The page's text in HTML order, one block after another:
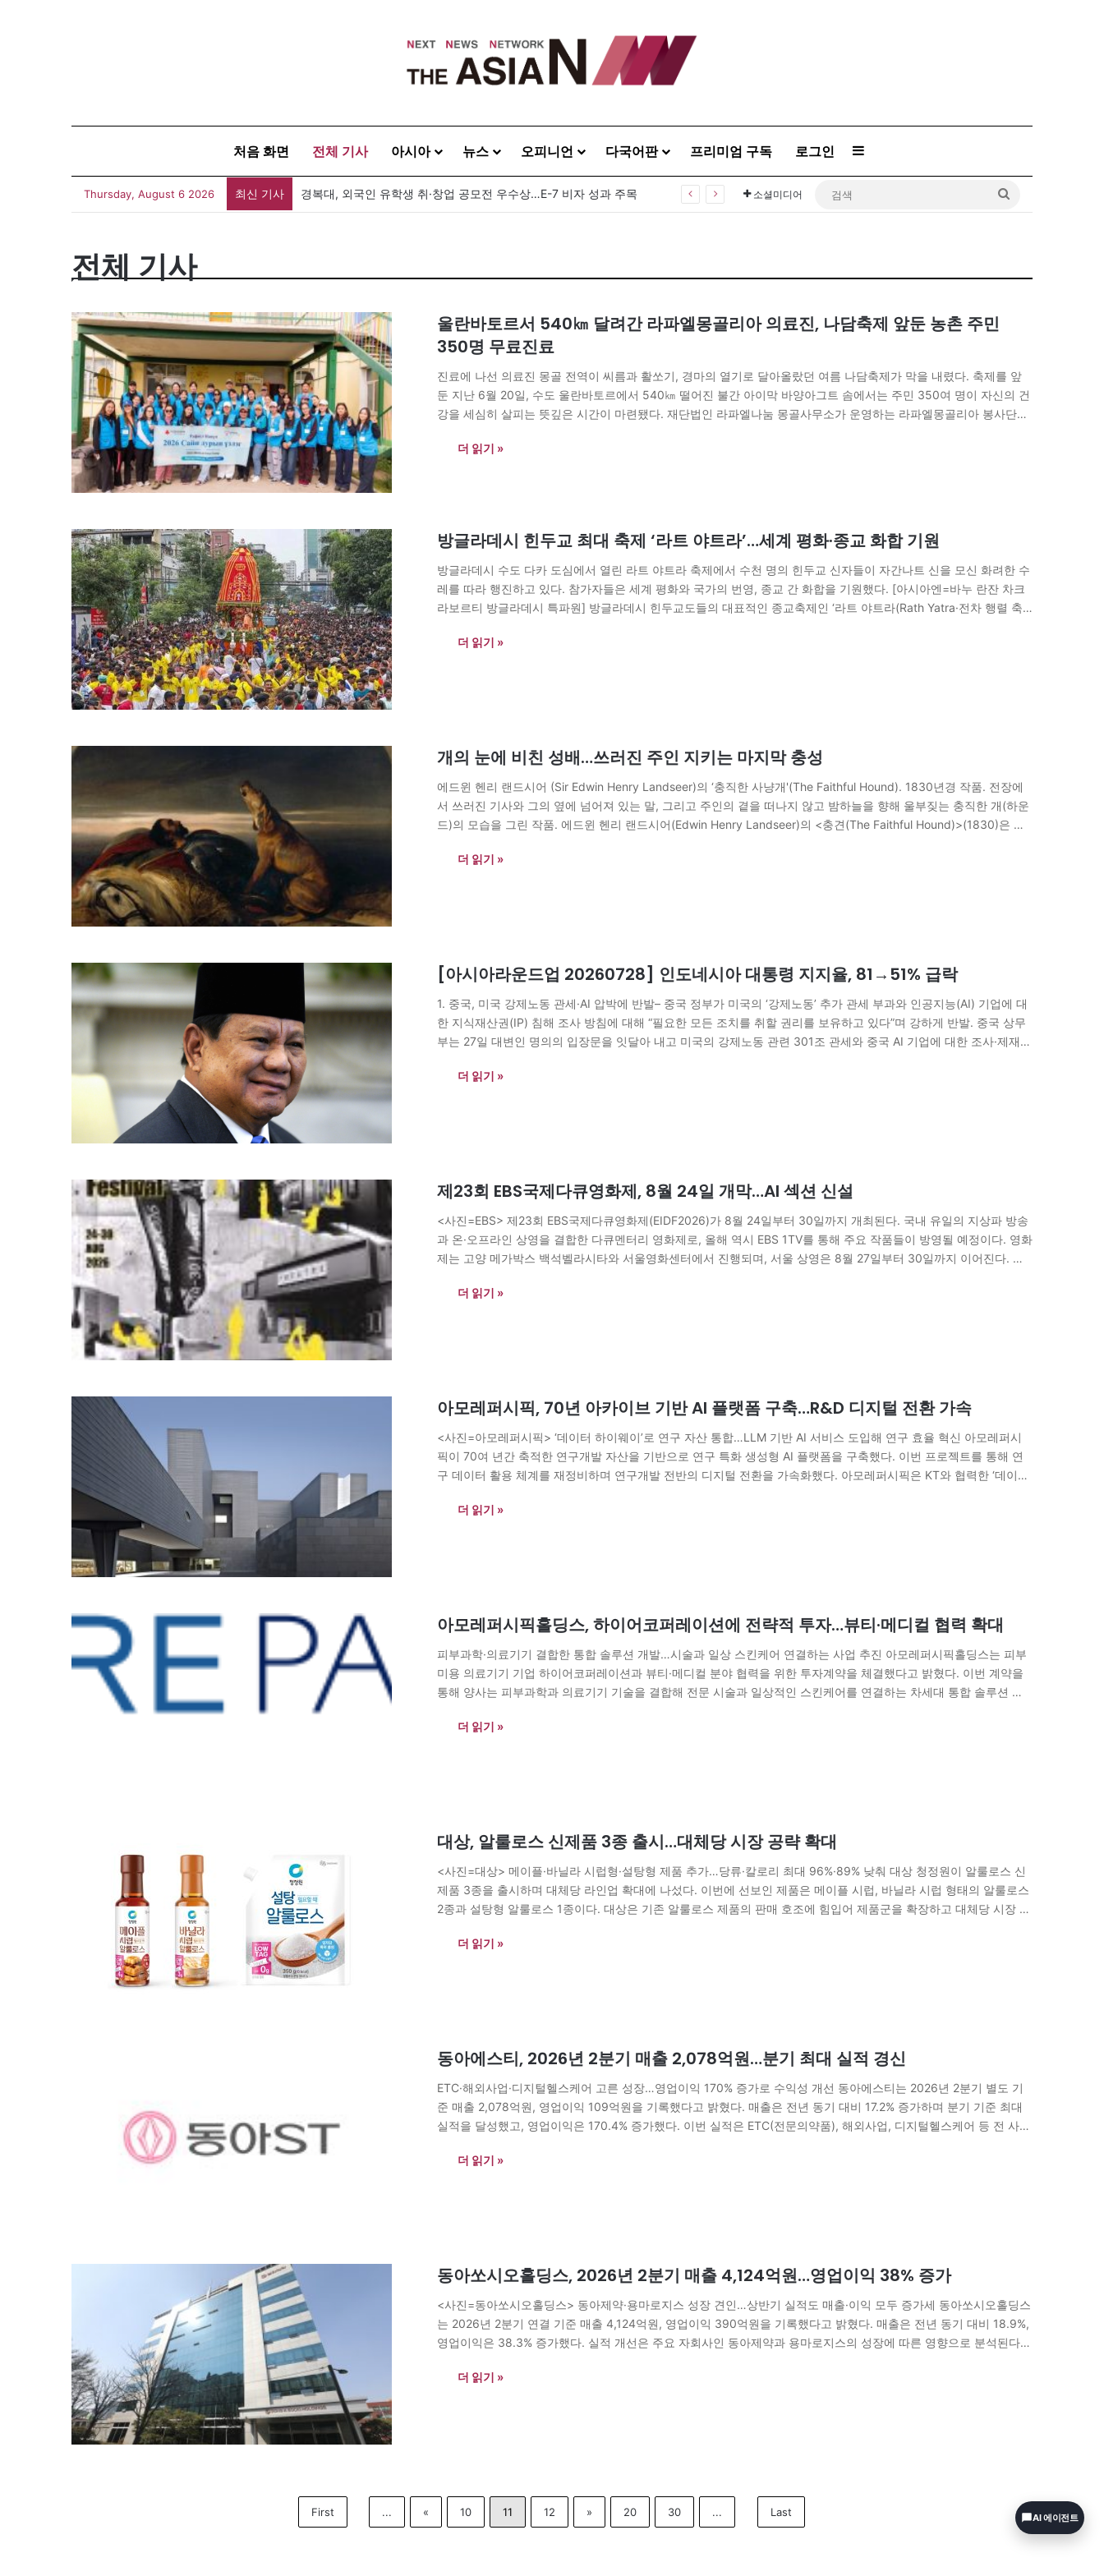
처음 화면 전체 기사 아시아 뉴스 오피니언 다국어판 프리미엄 구독 로그인 Sidebar
Thursday, August 6 2026 최신 기사 경복대, 외국인 유학생 취·창업 공모전 우수상…E-7 비자 성과 주목 소셜미디어
전체 기사
울란바토르서 540㎞ 달려간 라파엘몽골리아 의료진, 나담축제 앞둔 농촌 주민
350명 무료진료
진료에 나선 의료진 몽골 전역이 씨름과 활쏘기, 경마의 열기로 달아올랐던 여름 나담축제가 막을 내렸다. 축제를 앞
둔 지난 6월 20일, 수도 울란바토르에서 540㎞ 떨어진 불간 아이막 바양아그트 솜에서는 주민 350여 명이 자신의 건
강을 세심히 살피는 뜻깊은 시간이 마련됐다. 재단법인 라파엘나눔 몽골사무소가 운영하는 라파엘몽골리아 봉사단은
더 읽기 »
방글라데시 힌두교 최대 축제 ‘라트 야트라’…세계 평화·종교 화합 기원
방글라데시 수도 다카 도심에서 열린 라트 야트라 축제에서 수천 명의 힌두교 신자들이 자간나트 신을 모신 화려한 수
레를 따라 행진하고 있다. 참가자들은 세계 평화와 국가의 번영, 종교 간 화합을 기원했다. [아시아엔=바누 란잔 차크
라보르티 방글라데시 특파원] 방글라데시 힌두교도들의 대표적인 종교축제인 ‘라트 야트라(Rath Yatra·전차 행렬 축
더 읽기 »
개의 눈에 비친 성배…쓰러진 주인 지키는 마지막 충성
에드윈 헨리 랜드시어 (Sir Edwin Henry Landseer)의 ‘충직한 사냥개'(The Faithful Hound). 1830년경 작품. 전장에
서 쓰러진 기사와 그의 옆에 넘어져 있는 말, 그리고 주인의 곁을 떠나지 않고 밤하늘을 향해 울부짖는 충직한 개(하운
드)의 모습을 그린 작품. 에드윈 헨리 랜드시어(Edwin Henry Landseer)의 <충견(The Faithful Hound)>(1830)은 언
더 읽기 »
[아시아라운드업 20260728] 인도네시아 대통령 지지율, 81→51% 급락
1. 중국, 미국 강제노동 관세·AI 압박에 반발– 중국 정부가 미국의 ‘강제노동’ 추가 관세 부과와 인공지능(AI) 기업에 대
한 지식재산권(IP) 침해 조사 방침에 대해 “필요한 모든 조치를 취할 권리를 보유하고 있다”며 강하게 반발. 중국 상무
부는 27일 대변인 명의의 입장문을 잇달아 내고 미국의 강제노동 관련 301조 관세와 중국 AI 기업에 대한 조사·제재
더 읽기 »
제23회 EBS국제다큐영화제, 8월 24일 개막…AI 섹션 신설
<사진=EBS> 제23회 EBS국제다큐영화제(EIDF2026)가 8월 24일부터 30일까지 개최된다. 국내 유일의 지상파 방송
과 온·오프라인 상영을 결합한 다큐멘터리 영화제로, 올해 역시 EBS 1TV를 통해 주요 작품들이 방영될 예정이다. 영화
제는 고양 메가박스 백석벨라시타와 서울영화센터에서 진행되며, 서울 상영은 8월 27일부터 30일까지 이어진다. 개
더 읽기 »
아모레퍼시픽, 70년 아카이브 기반 AI 플랫폼 구축…R&D 디지털 전환 가속
<사진=아모레퍼시픽> ‘데이터 하이웨이’로 연구 자산 통합…LLM 기반 AI 서비스 도입해 연구 효율 혁신 아모레퍼시
픽이 70여 년간 축적한 연구개발 자산을 기반으로 연구 특화 생성형 AI 플랫폼을 구축했다. 이번 프로젝트를 통해 연
구 데이터 활용 체계를 재정비하며 연구개발 전반의 디지털 전환을 가속화했다. 아모레퍼시픽은 KT와 협력한 ‘데이터
더 읽기 »
아모레퍼시픽홀딩스, 하이어코퍼레이션에 전략적 투자…뷰티·메디컬 협력 확대
피부과학·의료기기 결합한 통합 솔루션 개발…시술과 일상 스킨케어 연결하는 사업 추진 아모레퍼시픽홀딩스는 피부
미용 의료기기 기업 하이어코퍼레이션과 뷰티·메디컬 분야 협력을 위한 투자계약을 체결했다고 밝혔다. 이번 계약을
통해 양사는 피부과학과 의료기기 기술을 결합해 전문 시술과 일상적인 스킨케어를 연결하는 차세대 통합 솔루션 개
더 읽기 »
대상, 알룰로스 신제품 3종 출시…대체당 시장 공략 확대
<사진=대상> 메이플·바닐라 시럽형·설탕형 제품 추가…당류·칼로리 최대 96%·89% 낮춰 대상 청정원이 알룰로스 신
제품 3종을 출시하며 대체당 라인업 확대에 나섰다. 이번에 선보인 제품은 메이플 시럽, 바닐라 시럽 형태의 알룰로스
2종과 설탕형 알룰로스 1종이다. 대상은 기존 알룰로스 제품의 판매 호조에 힘입어 제품군을 확장하고 대체당 시장 공
더 읽기 »
동아에스티, 2026년 2분기 매출 2,078억원…분기 최대 실적 경신
ETC·해외사업·디지털헬스케어 고른 성장…영업이익 170% 증가로 수익성 개선 동아에스티는 2026년 2분기 별도 기
준 매출 2,078억원, 영업이익 109억원을 기록했다고 밝혔다. 매출은 전년 동기 대비 17.2% 증가하며 분기 기준 최대
실적을 달성했고, 영업이익은 170.4% 증가했다. 이번 실적은 ETC(전문의약품), 해외사업, 디지털헬스케어 등 전 사업
더 읽기 »
동아쏘시오홀딩스, 2026년 2분기 매출 4,124억원…영업이익 38% 증가
<사진=동아쏘시오홀딩스> 동아제약·용마로지스 성장 견인…상반기 실적도 매출·이익 모두 증가세 동아쏘시오홀딩스
는 2026년 2분기 연결 기준 매출 4,124억원, 영업이익 390억원을 기록했다고 밝혔다. 매출은 전년 동기 대비 18.9%,
영업이익은 38.3% 증가했다. 실적 개선은 주요 자회사인 동아제약과 용마로지스의 성장에 따른 영향으로 분석된다.
더 읽기 »
First ... « 10 11 12 » 20 30 ... Last AI 에이전트